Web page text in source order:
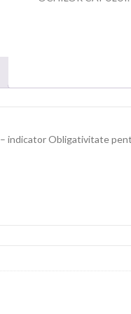
– indicator Obligativitate